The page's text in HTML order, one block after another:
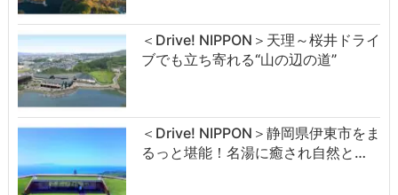
＜Drive! NIPPON＞天理～桜井ドライ
ブでも立ち寄れる“山の辺の道”
＜Drive! NIPPON＞静岡県伊東市をま
るっと堪能！名湯に癒され自然と…